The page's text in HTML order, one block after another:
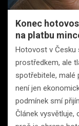
Konec
na platbu
Hotovost v Česku
prostředkem, ale
spotřebitele, malé
není jen
podmínek smí
Článek vysvětluje,